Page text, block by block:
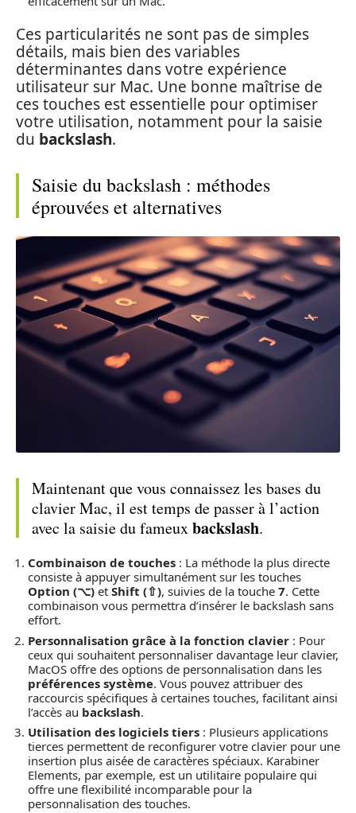
Ces particularités ne sont pas de simples
détails, mais bien des variables
déterminantes dans votre expérience
utilisateur sur Mac. Une bonne maîtrise de
ces touches est essentielle pour optimiser
votre utilisation, notamment pour la saisie
du backslash.
Saisie du backslash : méthodes
éprouvées et alternatives
Maintenant que vous connaissez les bases du
clavier Mac, il est temps de passer à l’action
avec la saisie du fameuxbackslash.
Combinaison de touches : La méthode la plus directe
consiste à appuyer simultanément sur les touches
Option (⌥) et Shift (⇧), suivies de la touche 7. Cette
combinaison vous permettra d’insérer le backslash sans
effort.
Personnalisation grâce à la fonction clavier : Pour
ceux qui souhaitent personnaliser davantage leur clavier,
MacOS offre des options de personnalisation dans les
préférences système. Vous pouvez attribuer des
raccourcis spécifiques à certaines touches, facilitant ainsi
l’accès au backslash.
Utilisation des logiciels tiers : Plusieurs applications
tierces permettent de reconfigurer votre clavier pour une
insertion plus aisée de caractères spéciaux. Karabiner
Elements, par exemple, est un utilitaire populaire qui
offre une flexibilité incomparable pour la
personnalisation des touches.